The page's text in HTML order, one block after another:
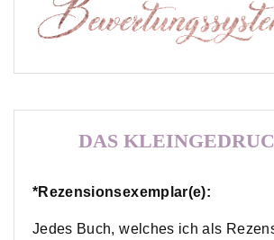
DAS
*Rezensionsexemplar(e):
Jedes Buch, welches ich als